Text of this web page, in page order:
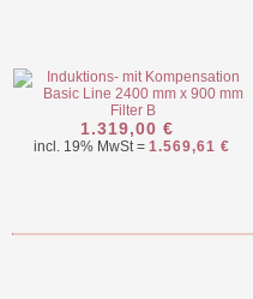
1.319,00 €
incl. 19% MwSt = 1.569,61 €